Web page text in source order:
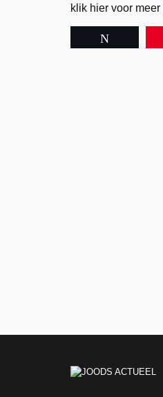
klik hier voor meer